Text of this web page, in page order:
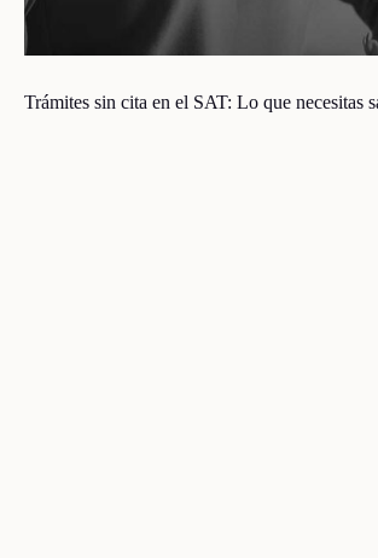
Trámites sin cita en el SAT: Lo que necesitas